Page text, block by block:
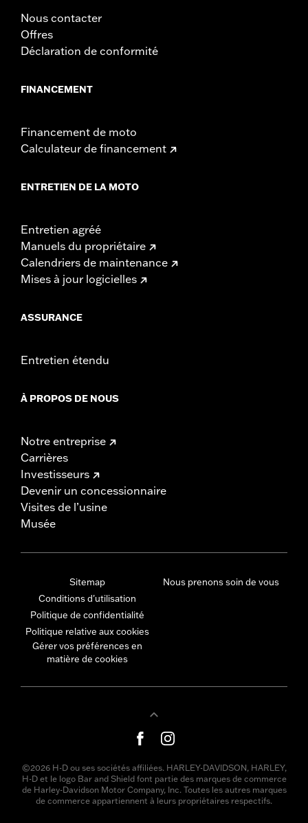
Nous contacter
Offres
Déclaration de conformité
FINANCEMENT
Financement de moto
Calculateur de financement
ENTRETIEN DE LA MOTO
Entretien agréé
Manuels du propriétaire
Calendriers de maintenance
Mises à jour logicielles
ASSURANCE
Entretien étendu
À PROPOS DE NOUS
Notre entreprise
Carrières
Investisseurs
Devenir un concessionnaire
Visites de l’usine
Musée
Sitemap
Conditions d'utilisation
Politique de confidentialité
Politique relative aux cookies
Gérer vos préférences en
matière de cookies
Nous prenons soin de vous
©2026 H-D ou ses sociétés affiliées. HARLEY-DAVIDSON, HARLEY,
H-D et le logo Bar and Shield font partie des marques de commerce
de Harley-Davidson Motor Company, Inc. Toutes les autres marques
de commerce appartiennent à leurs propriétaires respectifs.